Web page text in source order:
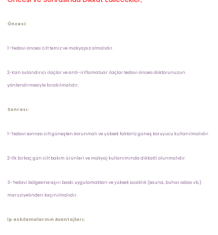
Öncesi:
1-Tedavi öncesi cilt temiz ve makyajsız olmalıdır.
2-Kan sulandırıcı ilaçlar ve anti-inflamatuar ilaçlar tedavi öncesi doktorunuzun
yönlendirmesiyle bırakılmalıdır.
Sonrası:
1-Tedavi sonrası cilt güneşten korunmalı ve yüksek faktörlü güneş koruyucu kullanılmalıdır.
2-İlk birkaç gün cilt bakım ürünleri ve makyaj kullanımında dikkatli olunmalıdır.
3-Tedavi bölgesine aşırı baskı uygulamaktan ve yüksek sıcaklık (sauna, buhar odası vb.)
maruziyetinden kaçınılmalıdır.
İp askılamalarının Avantajları;